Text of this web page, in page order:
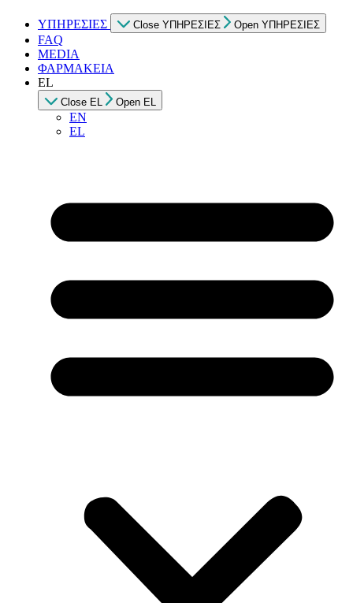
ΥΠΗΡΕΣΙΕΣ Close ΥΠΗΡΕΣΙΕΣ Open ΥΠΗΡΕΣΙΕΣ
FAQ
MEDIA
ΦΑΡΜΑΚΕΙΑ
EL
Close EL Open EL
EN
EL